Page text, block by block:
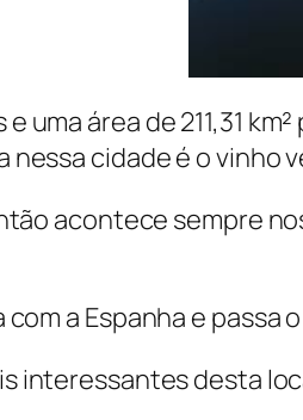
uma área de 211,31
cidade é o vinho
acontece sempre
com a Espanha e
interessantes desta